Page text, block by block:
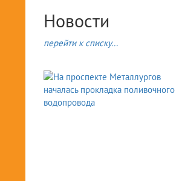
Новости
перейти к списку...